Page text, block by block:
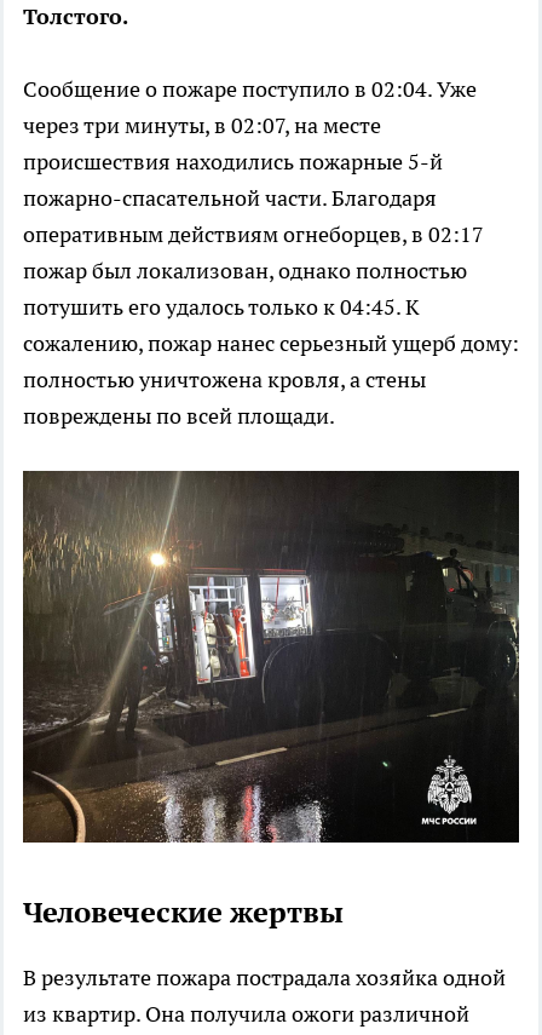
Толстого.
Сообщение о пожаре поступило в 02:04. Уже
через три минуты, в 02:07, на месте
происшествия находились пожарные 5-й
пожарно-спасательной части. Благодаря
оперативным действиям огнеборцев, в 02:17
пожар был локализован, однако полностью
потушить его удалось только к 04:45. К
сожалению, пожар нанес серьезный ущерб дому:
полностью уничтожена кровля, а стены
повреждены по всей площади.
Человеческие жертвы
В результате пожара пострадала хозяйка одной
из квартир. Она получила ожоги различной